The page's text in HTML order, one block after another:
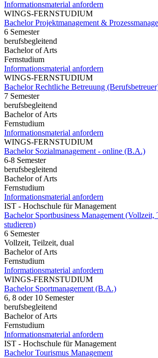
Informationsmaterial anfordern
WINGS-FERNSTUDIUM
Bachelor Projektmanagement &
6 Semester
berufsbegleitend
Bachelor of Arts
Fernstudium
Informationsmaterial anfordern
WINGS-FERNSTUDIUM
Bachelor Rechtliche Betreuung
7 Semester
berufsbegleitend
Bachelor of Arts
Fernstudium
Informationsmaterial anfordern
WINGS-FERNSTUDIUM
Bachelor Sozialmanagement - online (B.A.)
6-8 Semester
berufsbegleitend
Bachelor of Arts
Fernstudium
Informationsmaterial anfordern
IST - Hochschule für Management
Bachelor Sportbusiness Management (Vollzeit,
studieren)
6 Semester
Vollzeit, Teilzeit, dual
Bachelor of Arts
Fernstudium
Informationsmaterial anfordern
WINGS-FERNSTUDIUM
Bachelor Sportmanagement (B.A.)
6, 8 oder 10 Semester
berufsbegleitend
Bachelor of Arts
Fernstudium
Informationsmaterial anfordern
IST - Hochschule für Management
Bachelor Tourismus Management